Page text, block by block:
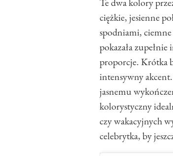
ciężkie, jesienne
spodniami,
pokazała
proporcje. Krótka
intensywny
jasnemu
kolorystyczny
czy wakacyjnych
celebrytka, by